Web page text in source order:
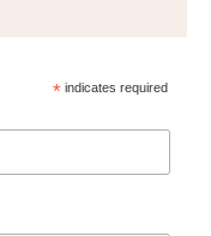
* indicates required